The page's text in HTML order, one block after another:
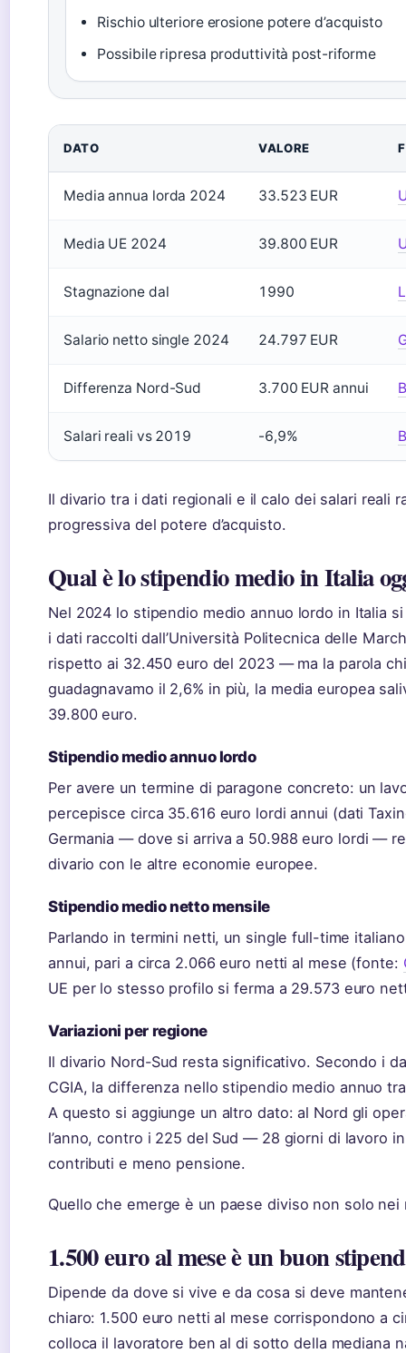
Rischio ulteriore erosione potere d’acquisto
Possibile ripresa produttività post-riforme
DATO VALORE
Media annua lorda 2024 33.523 EUR
Media UE 2024 39.800 EUR
Stagnazione dal 1990
Salario netto single 2024 24.797 EUR
Differenza Nord-Sud 3.700 EUR annui
Salari reali vs 2019 -6,9%
Il divario tra i dati regionali e il calo dei salari reali
progressiva del potere d’acquisto.
Qual è lo stipendio medio in Italia
Nel 2024 lo stipendio medio annuo lordo in Italia
i dati raccolti dall’Università Politecnica delle
rispetto ai 32.450 euro del 2023 — ma la parola
guadagnavamo il 2,6% in più, la media europea
39.800 euro.
Stipendio medio annuo lordo
Per avere un termine di paragone concreto: un
percepisce circa 35.616 euro lordi annui (dati
Germania — dove si arriva a 50.988 euro lordi —
divario con le altre economie europee.
Stipendio medio netto mensile
Parlando in termini netti, un single full-time
annui, pari a circa 2.066 euro netti al mese (fonte:
UE per lo stesso profilo si ferma a 29.573 euro
Variazioni per regione
Il divario Nord-Sud resta significativo. Secondo i
CGIA, la differenza nello stipendio medio annuo
A questo si aggiunge un altro dato: al Nord gli
l’anno, contro i 225 del Sud — 28 giorni di lavoro
contributi e meno pensione.
Quello che emerge è un paese diviso non solo
1.500 euro al mese è un buon
Dipende da dove si vive e da cosa si deve
chiaro: 1.500 euro netti al mese corrispondono a
colloca il lavoratore ben al di sotto della mediana